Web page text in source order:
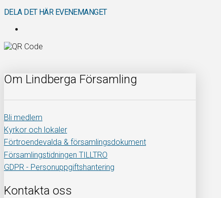
DELA DET HÄR EVENEMANGET
Om Lindberga Församling
Bli medlem
Kyrkor och lokaler
Förtroendevalda & församlingsdokument
Församlingstidningen TILLTRO
GDPR - Personuppgiftshantering
Kontakta oss